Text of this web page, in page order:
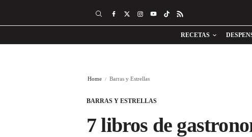
RECETAS
Home Barras y Estrellas
BARRAS Y ESTRELLAS
7 libros de